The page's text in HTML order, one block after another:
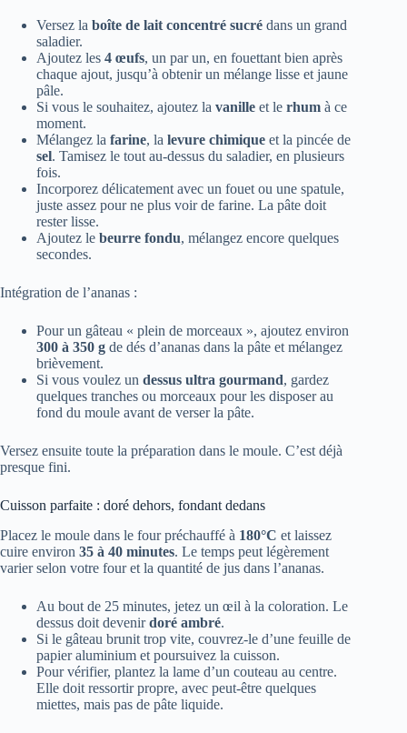
Versez la boîte de lait concentré sucré dans un grand
saladier.
Ajoutez les 4 œufs, un par un, en fouettant bien après
chaque ajout, jusqu’à obtenir un mélange lisse et jaune
pâle.
Si vous le souhaitez, ajoutez la vanille et le rhum à ce
moment.
Mélangez la farine, la levure chimique et la pincée de
sel. Tamisez le tout au-dessus du saladier, en plusieurs
fois.
Incorporez délicatement avec un fouet ou une spatule,
juste assez pour ne plus voir de farine. La pâte doit
rester lisse.
Ajoutez le beurre fondu, mélangez encore quelques
secondes.
Intégration de l’ananas :
Pour un gâteau « plein de morceaux », ajoutez environ
300 à 350 g de dés d’ananas dans la pâte et mélangez
brièvement.
Si vous voulez un dessus ultra gourmand, gardez
quelques tranches ou morceaux pour les disposer au
fond du moule avant de verser la pâte.
Versez ensuite toute la préparation dans le moule. C’est déjà
presque fini.
Cuisson parfaite : doré dehors, fondant dedans
Placez le moule dans le four préchauffé à 180°C et laissez
cuire environ 35 à 40 minutes. Le temps peut légèrement
varier selon votre four et la quantité de jus dans l’ananas.
Au bout de 25 minutes, jetez un œil à la coloration. Le
dessus doit devenirdoré ambré.
Si le gâteau brunit trop vite, couvrez-le d’une feuille de
papier aluminium et poursuivez la cuisson.
Pour vérifier, plantez la lame d’un couteau au centre.
Elle doit ressortir propre, avec peut-être quelques
miettes, mais pas de pâte liquide.